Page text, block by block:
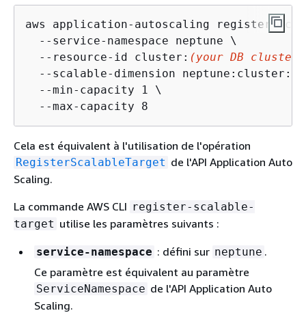
aws application-autoscaling register-
  --service-namespace neptune \
  --resource-id cluster:
(your DB cluster
--scalable-dimension
  --min-capacity 1 \
  --max-capacity 8
Cela est équivalent à l'utilisation de l'opération
RegisterScalableTarget de l'API Application Auto
Scaling.
La commande AWS CLI register-scalable-
target utilise les paramètres suivants :
service-namespace : défini sur neptune .
Ce paramètre est équivalent au paramètre
ServiceNamespace de l'API Application Auto
Scaling.